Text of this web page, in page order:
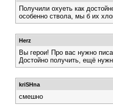
Получили охуеть как
особенно ствола, мы б их
Herz
Вы герои! Про вас нужно
Достойно получить, ещё
kriSHna
смешно